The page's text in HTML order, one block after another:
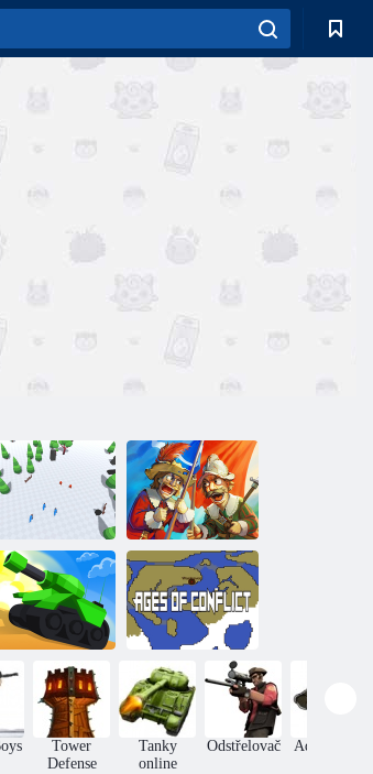
Souboj věků
Mušketýři:
Střelný prach vs.
ocel
Armádní bitva
3d
Éra konfliktu
Tower
Defense
Tanky
online
Odstřelovač Adventures